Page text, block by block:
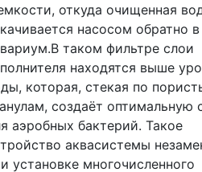
откуда очищенная
насосом обратно в
таком фильтре слои
находятся выше
которая, стекая по
создаёт оптимальную
аэробных бактерий. Такое
аквасистемы
установке многочисленного